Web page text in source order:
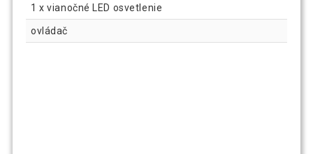
1 x vianočné LED osvetlenie
ovládač